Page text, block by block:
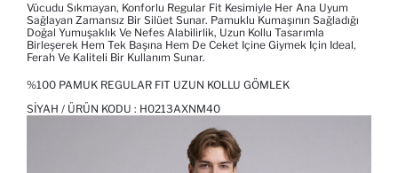
Vücudu Sıkmayan, Konforlu Regular Fit Kesimiyle Her Ana Uyum
Sağlayan Zamansız Bir Silüet Sunar. Pamuklu Kumaşının Sağladığı
Doğal Yumuşaklık Ve Nefes Alabilirlik, Uzun Kollu Tasarımla
Birleşerek Hem Tek Başına Hem De Ceket Içine Giymek Için Ideal,
Ferah Ve Kaliteli Bir Kullanım Sunar.
%100 PAMUK REGULAR FIT UZUN KOLLU GÖMLEK
SIYAH / ÜRÜN KODU : H0213AXNM40